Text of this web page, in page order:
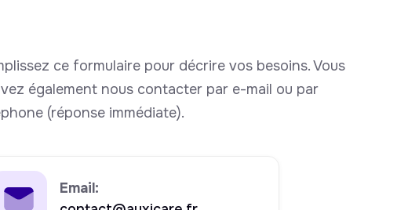
ce formulaire pour décrire vos besoins. Vous
également nous contacter par e-mail ou par
(réponse immédiate).
Email: